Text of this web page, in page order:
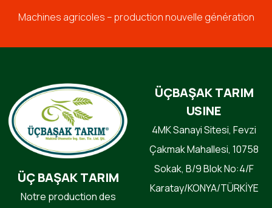
Machines agricoles – production nouvelle génération
ÜÇ BAŞAK TARIM
Notre production des
ÜÇBAŞAK TARIM
USINE
4MK Sanayi Sitesi, Fevzi
Çakmak Mahallesi, 10758
Sokak, B/9 Blok No:4/F
Karatay/KONYA/TÜRKİYE